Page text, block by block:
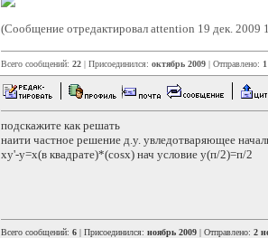
(Сообщение отредактировал attention 19 дек. 2009
Всего сообщений: 22 | Присоединился: октябрь 2009 | Отправлено:
подскажите как решать
наити частное решение д.у. увледотваряющее
xy'-y=x(в квадрате)*(cosx) нач условие y(п/2)=п/2
Всего сообщений: 6 | Присоединился: ноябрь 2009 | Отправлено: 2